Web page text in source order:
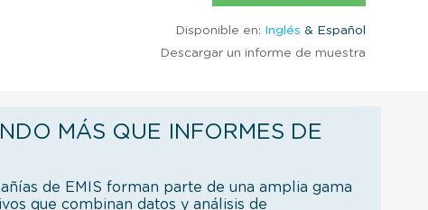
Disponible en: Inglés & Español
Descargar un informe de muestra
MÁS QUE INFORMES DE
de EMIS forman parte de una amplia gama
que combinan datos y análisis de